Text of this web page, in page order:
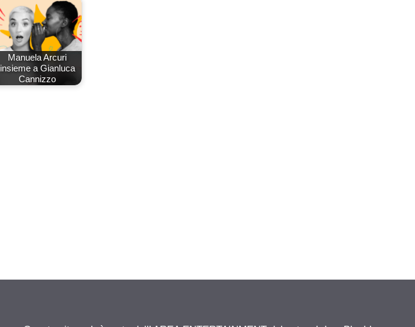
Manuela Arcuri
insieme a Gianluca
Cannizzo